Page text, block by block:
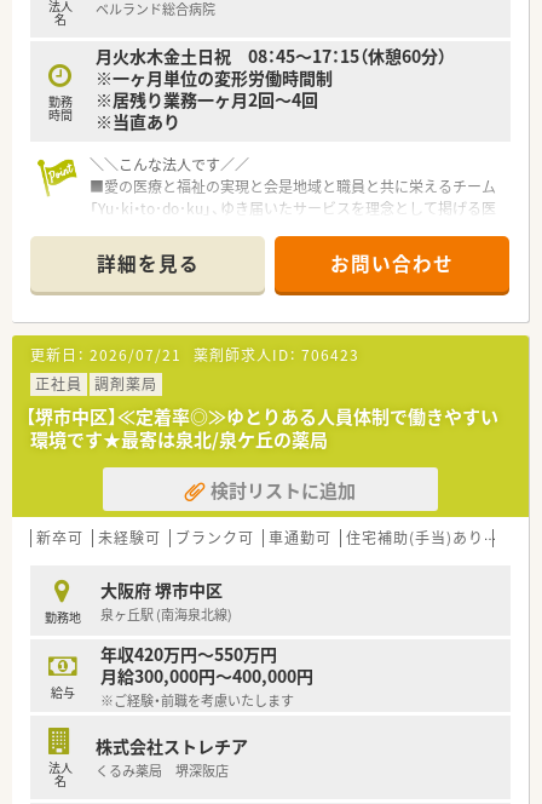
法人
名 ベルランド総合病院
勤務
時間
月火水木金土日祝 08：45～17：15（休憩60分）
※一ヶ月単位の変形労働時間制
※居残り業務一ヶ月2回～4回
※当直あり
＼＼こんな法人です／／
■愛の医療と福祉の実現と会是地域と職員と共に栄えるチーム
「Yu･ki・to･do･ku」、ゆき届いたサービスを理念として掲げる医
■堺市～大阪南部に展開する医療法人で、昭和30年に開設され
て以来、「愛の医療と福祉の実現」を基本理念とし、地域の皆さん
に「最高の医療を提供する」ために、「Excellent Hospital（最高の
病院）」を目指しております。
■救急医療、高度医療など、質の高い医療を提供しております。
■医療法人として定期的に新卒採用を行っているため、新人教
育、実習生の受け入れなど教育体制も整ったグループです。
＼＼こんな病院です／／
■最寄り駅は北野田駅もしくは泉ヶ丘駅ですが、どちらも車で
10～15分程度ですので、車通勤が便利です。
■堺市の基幹病院での貴重な正社員募集です！病院薬剤師として
しっかりしたキャリアを積んで頂けます。
■夜勤業務や残業対応はございますが、手当等で納得の給与も実
■薬剤部には30名以上の薬剤師が在籍しており、教育ノウハウ
があるためしっかりとフォローして頂ける環境が整っておりま
す。
＼＼休日や福利厚生について／／
■夏期休暇が7日付与されておりますので、メリハリをつけてお
休みを取っていただけます。（年間休日114日）
利厚生もしっかり整っております♪
詳細を見る お問い合わせ
更新日： 2026/07/21 薬剤師求人ID： 706423
正社員
調剤薬局
【堺市中区】≪定着率◎≫ゆとりある人員体制で働きやすい
環境です★最寄は泉北/泉ケ丘の薬局
検討リストに追加
新卒可 未経験可 ブランク可 車通勤可 住宅補助(手当)あり
勤務地
大阪府 堺市中区
泉ヶ丘駅 (南海泉北線)
給与
年収420万円～550万円
月給300,000円～400,000円
※ご経験・前職を考慮いたします
法人
名
株式会社ストレチア
くるみ薬局 堺深阪店